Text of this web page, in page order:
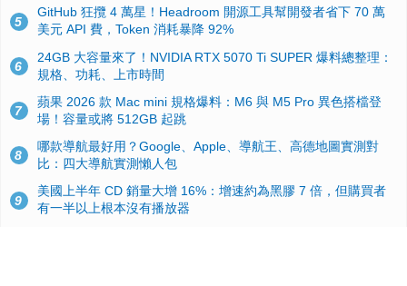
5
GitHub 狂攬 4 萬星！Headroom 開源工具幫開發者省下 70 萬
美元 API 費，Token 消耗暴降 92%
6
24GB 大容量來了！NVIDIA RTX 5070 Ti SUPER 爆料總整理：
規格、功耗、上市時間
7
蘋果 2026 款 Mac mini 規格爆料：M6 與 M5 Pro 異色搭檔登
場！容量或將 512GB 起跳
8
哪款導航最好用？Google、Apple、導航王、高德地圖實測對
比：四大導航實測懶人包
9
美國上半年 CD 銷量大增 16%：增速約為黑膠 7 倍，但購買者
有一半以上根本沒有播放器